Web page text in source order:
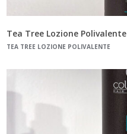
Tea Tree Lozione Polivalente
TEA TREE LOZIONE POLIVALENTE